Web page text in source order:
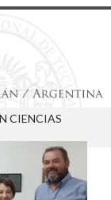
CIENCIAS